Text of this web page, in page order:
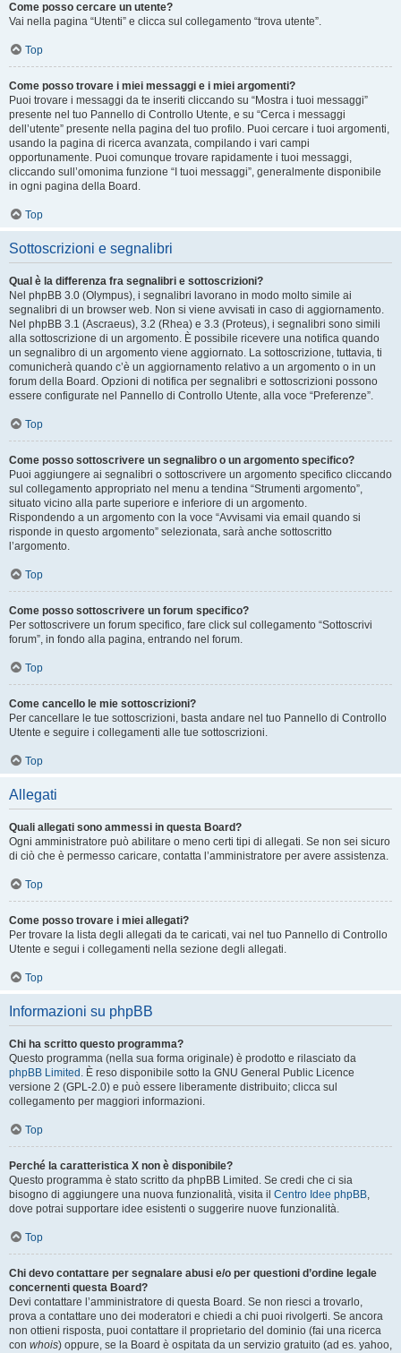
Come posso cercare un utente?
Vai nella pagina “Utenti” e clicca sul collegamento “trova utente”.
Top
Come posso trovare i miei messaggi e i miei argomenti?
Puoi trovare i messaggi da te inseriti cliccando su “Mostra i tuoi messaggi”
presente nel tuo Pannello di Controllo Utente, e su “Cerca i messaggi
dell’utente” presente nella pagina del tuo profilo. Puoi cercare i tuoi argomenti,
usando la pagina di ricerca avanzata, compilando i vari campi
opportunamente. Puoi comunque trovare rapidamente i tuoi messaggi,
cliccando sull’omonima funzione “I tuoi messaggi”, generalmente disponibile
in ogni pagina della Board.
Top
Sottoscrizioni e segnalibri
Qual è la differenza fra segnalibri e sottoscrizioni?
Nel phpBB 3.0 (Olympus), i segnalibri lavorano in modo molto simile ai
segnalibri di un browser web. Non si viene avvisati in caso di aggiornamento.
Nel phpBB 3.1 (Ascraeus), 3.2 (Rhea) e 3.3 (Proteus), i segnalibri sono simili
alla sottoscrizione di un argomento. È possibile ricevere una notifica quando
un segnalibro di un argomento viene aggiornato. La sottoscrizione, tuttavia, ti
comunicherà quando c’è un aggiornamento relativo a un argomento o in un
forum della Board. Opzioni di notifica per segnalibri e sottoscrizioni possono
essere configurate nel Pannello di Controllo Utente, alla voce “Preferenze”.
Top
Come posso sottoscrivere un segnalibro o un argomento specifico?
Puoi aggiungere ai segnalibri o sottoscrivere un argomento specifico cliccando
sul collegamento appropriato nel menu a tendina “Strumenti argomento”,
situato vicino alla parte superiore e inferiore di un argomento.
Rispondendo a un argomento con la voce “Avvisami via email quando si
risponde in questo argomento” selezionata, sarà anche sottoscritto
l’argomento.
Top
Come posso sottoscrivere un forum specifico?
Per sottoscrivere un forum specifico, fare click sul collegamento “Sottoscrivi
forum”, in fondo alla pagina, entrando nel forum.
Top
Come cancello le mie sottoscrizioni?
Per cancellare le tue sottoscrizioni, basta andare nel tuo Pannello di Controllo
Utente e seguire i collegamenti alle tue sottoscrizioni.
Top
Allegati
Quali allegati sono ammessi in questa Board?
Ogni amministratore può abilitare o meno certi tipi di allegati. Se non sei sicuro
di ciò che è permesso caricare, contatta l’amministratore per avere assistenza.
Top
Come posso trovare i miei allegati?
Per trovare la lista degli allegati da te caricati, vai nel tuo Pannello di Controllo
Utente e segui i collegamenti nella sezione degli allegati.
Top
Informazioni su phpBB
Chi ha scritto questo programma?
Questo programma (nella sua forma originale) è prodotto e rilasciato da
phpBB Limited . È reso disponibile sotto la GNU General Public Licence
versione 2 (GPL-2.0) e può essere liberamente distribuito; clicca sul
collegamento per maggiori informazioni.
Top
Perché la caratteristica X non è disponibile?
Questo programma è stato scritto da phpBB Limited. Se credi che ci sia
bisogno di aggiungere una nuova funzionalità, visita il Centro Idee phpBB,
dove potrai supportare idee esistenti o suggerire nuove funzionalità.
Top
Chi devo contattare per segnalare abusi e/o per questioni d’ordine legale
concernenti questa Board?
Devi contattare l’amministratore di questa Board. Se non riesci a trovarlo,
prova a contattare uno dei moderatori e chiedi a chi puoi rivolgerti. Se ancora
non ottieni risposta, puoi contattare il proprietario del dominio (fai una ricerca
con whois) oppure, se la Board è ospitata da un servizio gratuito (ad es. yahoo,